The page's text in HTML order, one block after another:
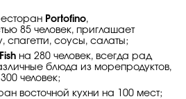
Portofino,
85 человек, приглашает
спагетти, соусы, салаты;
на 280 человек, всегда рад
блюда из морепродуктов,
человек;
восточной кухни на 100 мест;